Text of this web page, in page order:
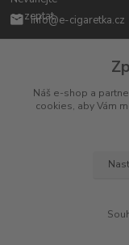
info@e-cigaretka.cz
Náš e-shop a
cookies, aby Vám